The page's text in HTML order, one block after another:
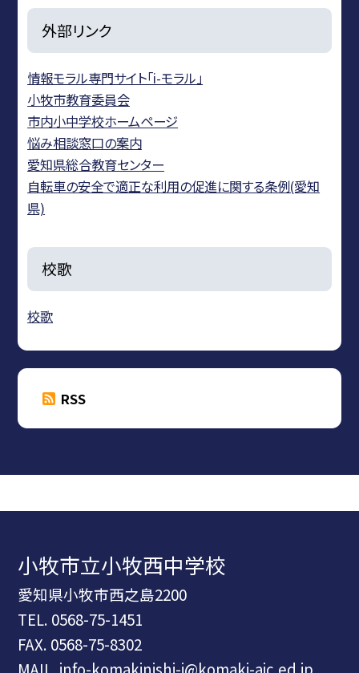
外部リンク
情報モラル専門サイト「i-モラル」
小牧市教育委員会
市内小中学校ホームページ
悩み相談窓口の案内
愛知県総合教育センター
自転車の安全で適正な利用の促進に関する条例(愛知
県)
校歌
校歌
RSS
小牧市立小牧西中学校
愛知県小牧市西之島2200
TEL. 0568-75-1451
FAX. 0568-75-8302